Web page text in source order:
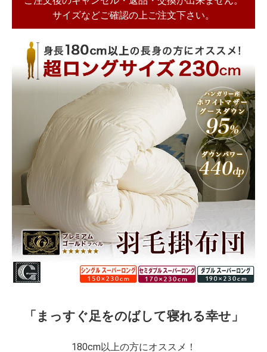
サイズなどご確認の上ご注文下さい。
「まっすぐ足をのばして寝れる幸せ」
180cm以上の方にオススメ！